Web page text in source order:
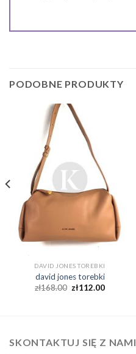
PODOBNE PRODUKTY
DAVID JONES TOREBKI
david jones torebki
zł168.00 zł112.00
SKONTAKTUJ SIĘ Z NAMI